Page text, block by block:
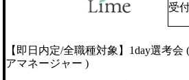
受
【即日内定/全職種対象】1day選考会
アマネージャー )